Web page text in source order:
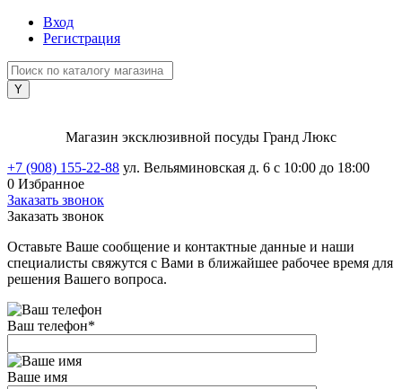
Вход
Регистрация
Магазин эксклюзивной посуды Гранд Люкс
+7 (908) 155-22-88 ул. Вельяминовская д. 6 с 10:00 до 18:00
0 Избранное
Заказать звонок
Заказать звонок
Оставьте Ваше сообщение и контактные данные и наши
специалисты свяжутся с Вами в ближайшее рабочее время для
решения Вашего вопроса.
Ваш телефон*
Ваше имя